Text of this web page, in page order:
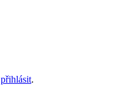
přihlásit.